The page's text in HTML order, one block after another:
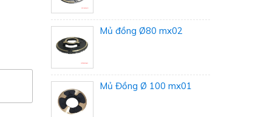
Mủ đồng Ø80 mx02
Mủ Đồng Ø 100 mx01